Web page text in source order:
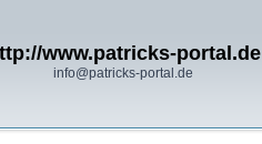
www.patricks-portal.de
info@patricks-portal.de